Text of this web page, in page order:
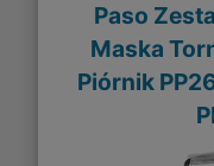
Paso
Maska
Piórnik